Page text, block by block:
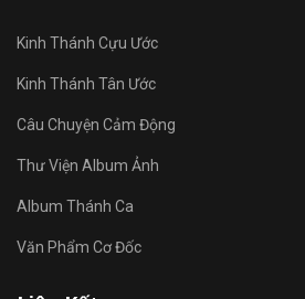
Kinh Thánh Cựu Ước
Kinh Thánh Tân Ước
Câu Chuyện Cảm Động
Thư Viện Album Ảnh
Album Thánh Ca
Văn Phẩm Cơ Đốc